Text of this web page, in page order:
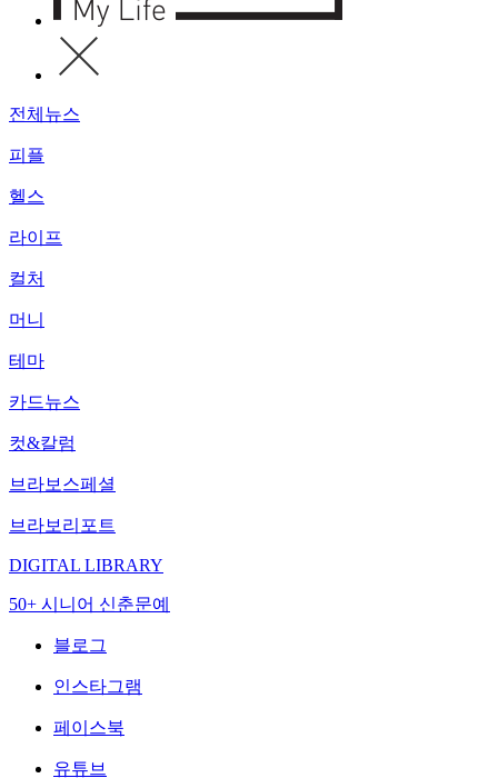
전체뉴스
피플
헬스
라이프
컬처
머니
테마
카드뉴스
컷&칼럼
브라보스페셜
브라보리포트
DIGITAL LIBRARY
50+ 시니어 신춘문예
블로그
인스타그램
페이스북
유튜브